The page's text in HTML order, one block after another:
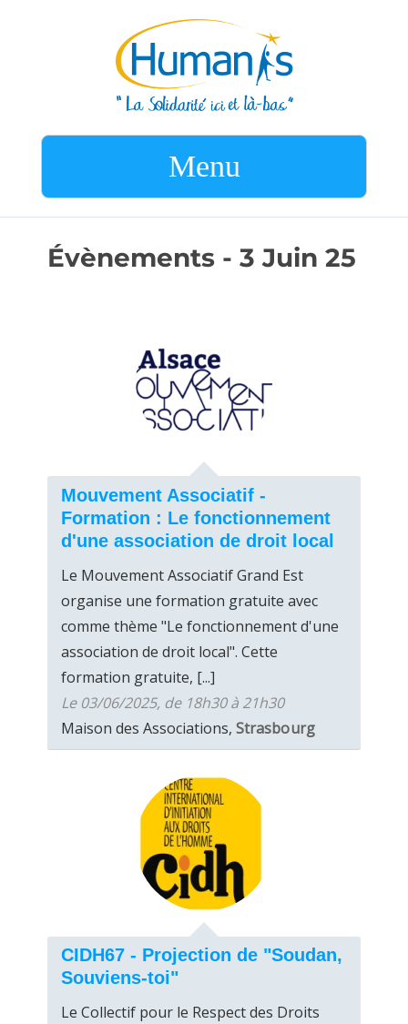
Menu
Évènements - 3 Juin 25
Mouvement Associatif -
Formation : Le fonctionnement
d'une association de droit local
Le Mouvement Associatif Grand Est
organise une formation gratuite avec
comme thème "Le fonctionnement d'une
association de droit local". Cette
formation gratuite, [...]
Le 03/06/2025, de 18h30 à 21h30
Maison des Associations, Strasbourg
CIDH67 - Projection de "Soudan,
Souviens-toi"
Le Collectif pour le Respect des Droits